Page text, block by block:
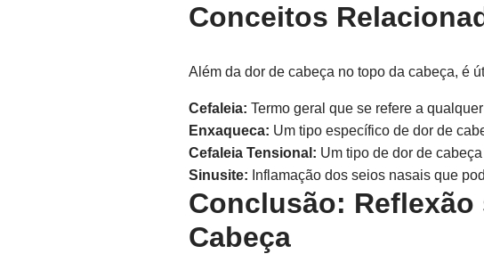
Conceitos
Além da dor de cabeça no topo da cabeça, é
Cefaleia: Termo geral que se refere a
Enxaqueca: Um tipo específico de dor de
Cefaleia Tensional: Um tipo de dor de
Sinusite: Inflamação dos seios nasais que
Conclusão: Reflexão
Cabeça